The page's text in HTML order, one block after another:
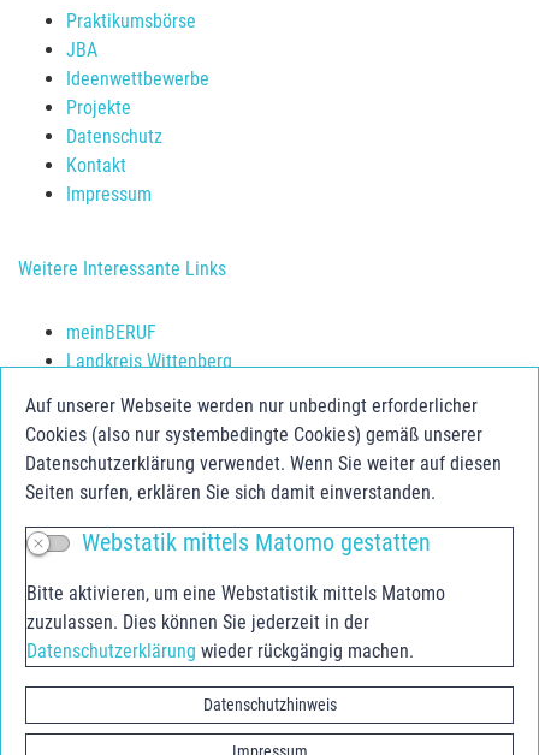
Auf unserer Webseite werden nur unbedingt erforderlicher
Cookies (also nur systembedingte Cookies) gemäß unserer
Datenschutzerklärung verwendet. Wenn Sie weiter auf diesen
Seiten surfen, erklären Sie sich damit einverstanden.
Webstatik mittels Matomo gestatten
Bitte aktivieren, um eine Webstatistik mittels Matomo
zuzulassen. Dies können Sie jederzeit in der
Datenschutzerklärung wieder rückgängig machen.
Datenschutzhinweis
Praktikumsbörse
JBA
Ideenwettbewerbe
Projekte
Datenschutz
Kontakt
Impressum
Weitere Interessante Links
meinBERUF
Landkreis Wittenberg
Jugendberufsagentur Anhalt-Bitterfeld
Jugend.Berufs.Zentrum Dessau-Roßlau
Social Media
Facebook
Instagram
Youtube
Youtube Agentur für Arbeit